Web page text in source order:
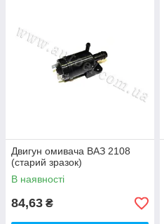
Двигун омивача ВАЗ 2108
(старий зразок)
В наявності
84,63 ₴